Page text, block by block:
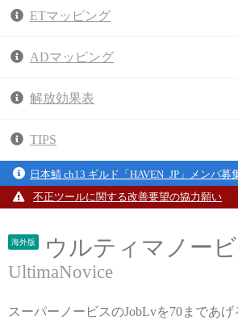
ETマッピング
ADマッピング
解放効果表
TIPS
日本鯖 ch13 ギルド「HAVEN_JP」メンバ募
不正ツールに関する改善要望の協力願い
海外版 ウルティマノー
UltimaNovice
スーパーノービスのJobLvを70まであ